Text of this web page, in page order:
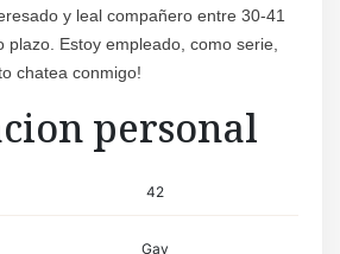
y leal compañero entre 30-41
plazo. Estoy empleado, como serie,
chatea conmigo!
personal
42
Gay